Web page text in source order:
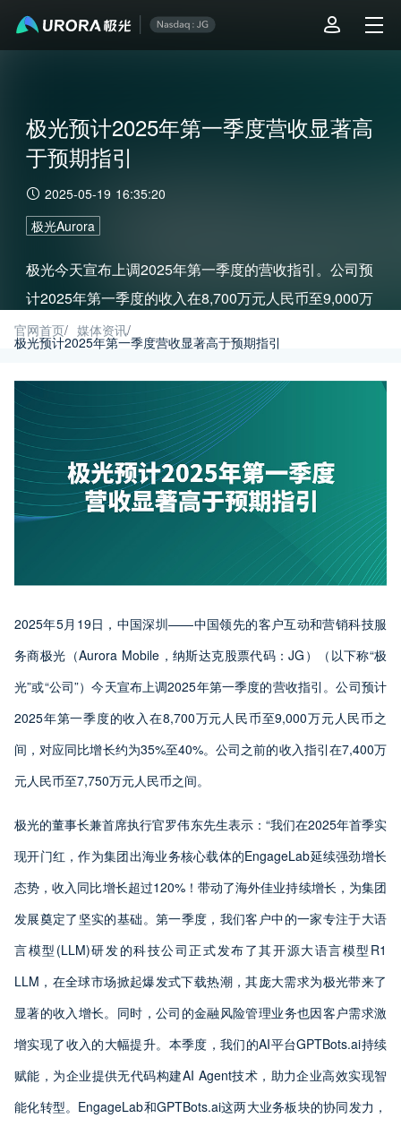
极光预计2025年第一季度营收显著高
于预期指引
2025-05-19 16:35:20
极光Aurora
极光今天宣布上调2025年第一季度的营收指引。公司预
计2025年第一季度的收入在8,700万元人民币至9,000万
元人民币之间，对应同比增长约为35%至40%。公司之
前的收入指引在7,400万元人民币至7,750万元人民币之
间。
官网首页/ 媒体资讯/
极光预计2025年第一季度营收显著高于预期指引
2025年5月19日，中国深圳——中国领先的客户互动和营销科技服
务商极光（Aurora Mobile，纳斯达克股票代码：JG）（以下称“极
光”或“公司”）今天宣布上调2025年第一季度的营收指引。公司预计
2025年第一季度的收入在8,700万元人民币至9,000万元人民币之
间，对应同比增长约为35%至40%。公司之前的收入指引在7,400万
元人民币至7,750万元人民币之间。
极光的董事长兼首席执行官罗伟东先生表示：“我们在2025年首季实
现开门红，作为集团出海业务核心载体的EngageLab延续强劲增长
态势，收入同比增长超过120%！带动了海外佳业持续增长，为集团
发展奠定了坚实的基础。第一季度，我们客户中的一家专注于大语
言模型(LLM)研发的科技公司正式发布了其开源大语言模型R1
LLM，在全球市场掀起爆发式下载热潮，其庞大需求为极光带来了
显著的收入增长。同时，公司的金融风险管理业务也因客户需求激
增实现了收入的大幅提升。本季度，我们的AI平台GPTBots.ai持续
赋能，为企业提供无代码构建AI Agent技术，助力企业高效实现智
能化转型。EngageLab和GPTBots.ai这两大业务板块的协同发力，